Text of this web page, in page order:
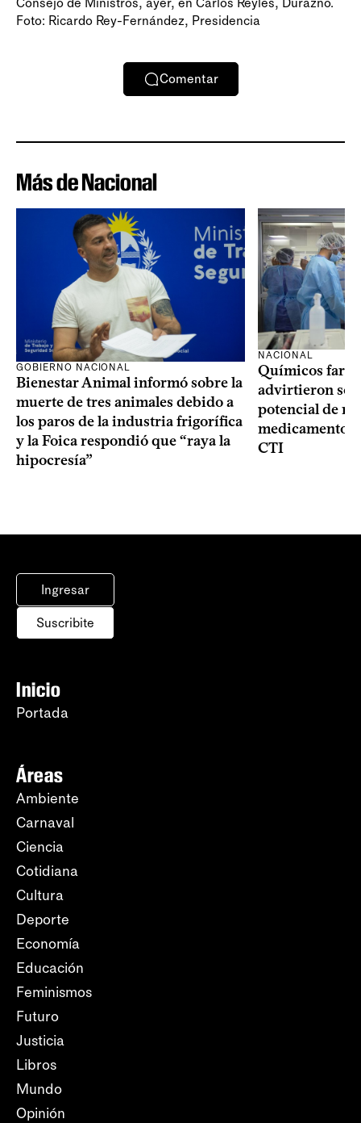
Foto: Ricardo Rey-Fernández, Presidencia
Comentar
Más de Nacional
GOBIERNO NACIONAL
Bienestar Animal informó sobre la
muerte de tres animales debido a
los paros de la industria frigorífica
y la Foica respondió que “raya la
hipocresía”
NACIONAL
Químicos
advirtieron
potencial de
medicamentos
CTI
Ingresar
Suscribite
Inicio
Portada
Áreas
Ambiente
Carnaval
Ciencia
Cotidiana
Cultura
Deporte
Economía
Educación
Feminismos
Futuro
Justicia
Libros
Mundo
Opinión